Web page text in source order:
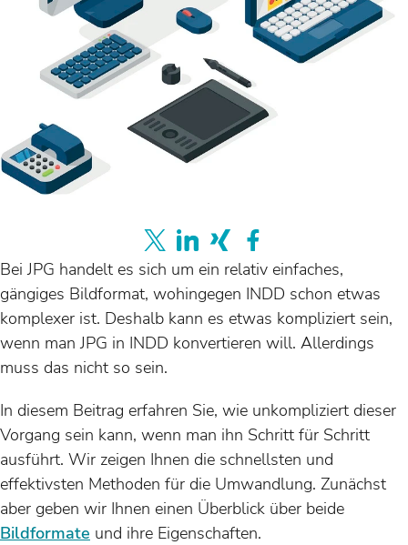
Bei JPG handelt es sich um ein relativ einfaches,
gängiges Bildformat, wohingegen INDD schon etwas
komplexer ist. Deshalb kann es etwas kompliziert sein,
wenn man JPG in INDD konvertieren will. Allerdings
muss das nicht so sein.
In diesem Beitrag erfahren Sie, wie unkompliziert dieser
Vorgang sein kann, wenn man ihn Schritt für Schritt
ausführt. Wir zeigen Ihnen die schnellsten und
effektivsten Methoden für die Umwandlung. Zunächst
aber geben wir Ihnen einen Überblick über beide
Bildformate und ihre Eigenschaften.